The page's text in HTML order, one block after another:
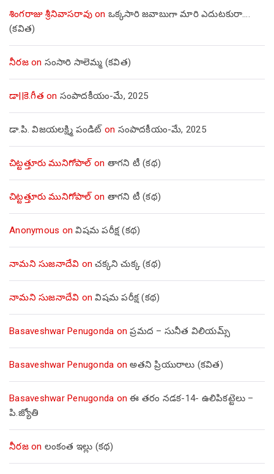
శింగరాజు శ్రీనివాసరావుon ఒక్కసారి జవాబుగా మారి ఎదుటకురా….
(కవిత)
నీరజon సంసారి సాలెమ్మ (కవిత)
డా||కె.గీత on సంపాదకీయం-మే, 2025
డా.పి. విజయలక్ష్మి పండిట్ on సంపాదకీయం-మే, 2025
చిట్టత్తూరు మునిగోపాల్on తాగని టీ (కథ)
చిట్టత్తూరు మునిగోపాల్on తాగని టీ (కథ)
Anonymous onవిషమ పరీక్ష (క‌థ‌)
నామని సుజనాదేవి onచక్కని చుక్క (కథ)
నామని సుజనాదేవి onవిషమ పరీక్ష (క‌థ‌)
Basaveshwar Penugonda onప్రమద – సునీత విలియమ్స్
Basaveshwar Penugonda onఅతని ప్రియురాలు (కవిత)
Basaveshwar Penugonda onఈ తరం నడక-14- ఉలిపికట్టెలు –
పి.జ్యోతి
నీరజon లంకంత ఇల్లు (కథ)